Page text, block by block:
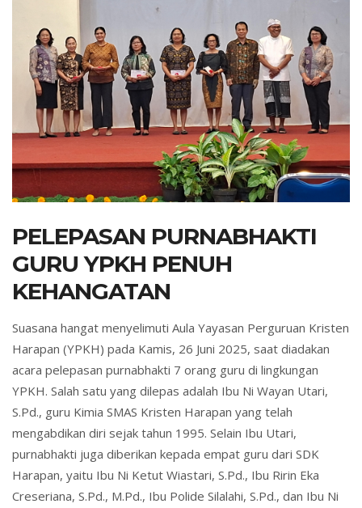
PELEPASAN PURNABHAKTI
GURU YPKH PENUH
KEHANGATAN
Suasana hangat menyelimuti Aula Yayasan Perguruan Kristen
Harapan (YPKH) pada Kamis, 26 Juni 2025, saat diadakan
acara pelepasan purnabhakti 7 orang guru di lingkungan
YPKH. Salah satu yang dilepas adalah Ibu Ni Wayan Utari,
S.Pd., guru Kimia SMAS Kristen Harapan yang telah
mengabdikan diri sejak tahun 1995. Selain Ibu Utari,
purnabhakti juga diberikan kepada empat guru dari SDK
Harapan, yaitu Ibu Ni Ketut Wiastari, S.Pd., Ibu Ririn Eka
Creseriana, S.Pd., M.Pd., Ibu Polide Silalahi, S.Pd., dan Ibu Ni